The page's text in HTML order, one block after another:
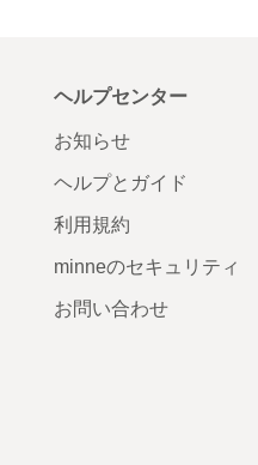
ヘルプセンター
お知らせ
ヘルプとガイド
利用規約
minneのセキュリティ
お問い合わせ